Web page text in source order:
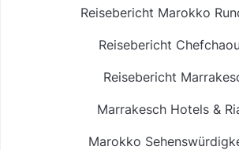
Reisebericht Marokko
Reisebericht
Reisebericht
Marrakesch Hotels &
Marokko